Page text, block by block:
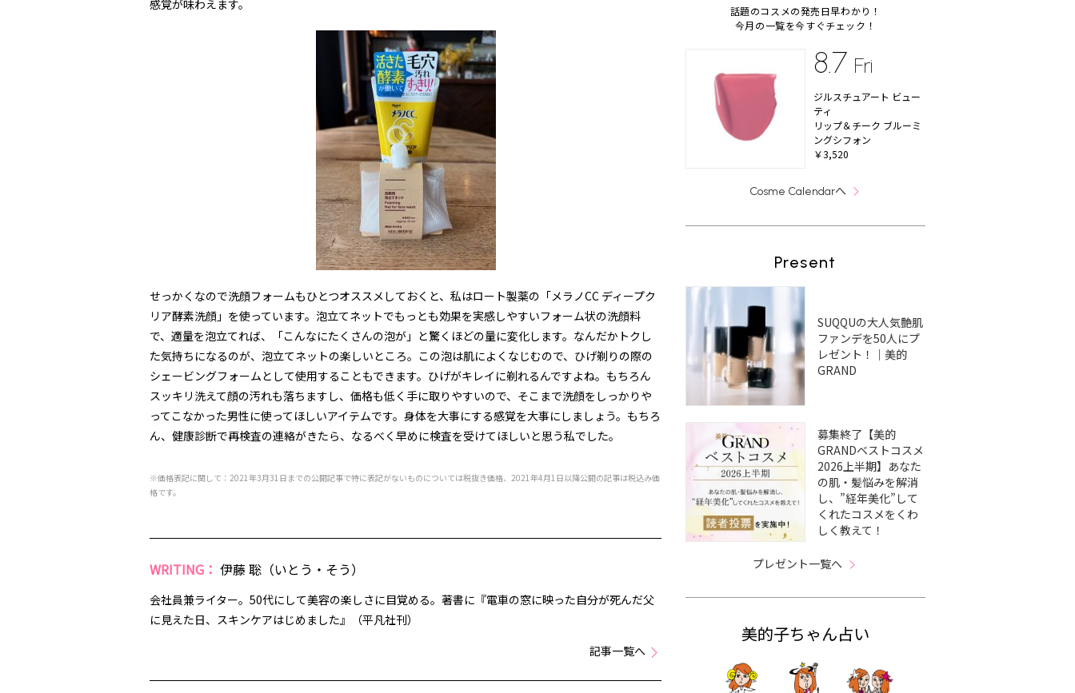
感覚が味わえます。
せっかくなので洗顔フォームもひとつオススメしておくと、私はロート製薬の「メラノCC ディープク
リア酵素洗顔」を使っています。泡立てネットでもっとも効果を実感しやすいフォーム状の洗顔料
で、適量を泡立てれば、「こんなにたくさんの泡が」と驚くほどの量に変化します。なんだかトクし
た気持ちになるのが、泡立てネットの楽しいところ。この泡は肌によくなじむので、ひげ剃りの際の
シェービングフォームとして使用することもできます。ひげがキレイに剃れるんですよね。もちろん
スッキリ洗えて顔の汚れも落ちますし、価格も低く手に取りやすいので、そこまで洗顔をしっかりや
ってこなかった男性に使ってほしいアイテムです。身体を大事にする感覚を大事にしましょう。もちろ
ん、健康診断で再検査の連絡がきたら、なるべく早めに検査を受けてほしいと思う私でした。
※価格表記に関して：2021年3月31日までの公開記事で特に表記がないものについては税抜き価格、2021年4月1日以降公開の記事は税込み価
格です。
WRITING： 伊藤 聡（いとう・そう）
会社員兼ライター。50代にして美容の楽しさに目覚める。著書に『電車の窓に映った自分が死んだ父
に見えた日、スキンケアはじめました』（平凡社刊）
記事一覧へ
話題のコスメの発売日早わかり！
今月の一覧を今すぐチェック！
8.7 Fri
ジルスチュアート ビュー
ティ
リップ＆チーク ブルーミ
ングシフォン
￥3,520
Cosme Calendarへ
Present
SUQQUの大人気艶肌
ファンデを50人にプ
レゼント！｜美的
GRAND
募集終了【美的
GRANDベストコスメ
2026上半期】あなた
の肌・髪悩みを解消
し、”経年美化”して
くれたコスメをくわ
しく教えて！
プレゼント一覧へ
美的子ちゃん占い